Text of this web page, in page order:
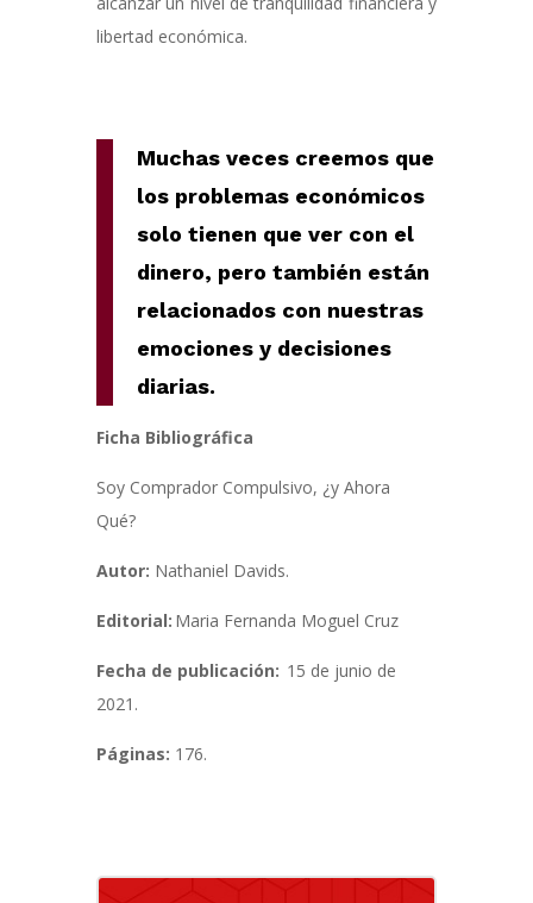
libertad económica.
Muchas veces creemos que
los problemas económicos
solo tienen que ver con el
dinero, pero también están
relacionados con nuestras
emociones y decisiones
diarias.
Ficha Bibliográfica
Soy Comprador Compulsivo, ¿y Ahora
Qué?
Autor: Nathaniel Davids.
Editorial: Maria Fernanda Moguel Cruz
Fecha de publicación: 15 de junio de
2021.
Páginas: 176.